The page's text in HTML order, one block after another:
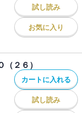
試し読み
お気に入り
２６）
カートに入れる
試し読み